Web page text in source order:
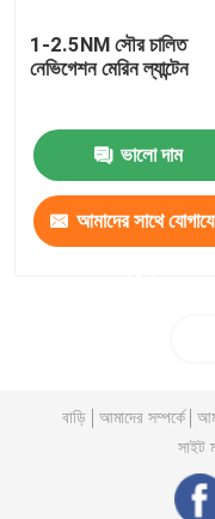
1-2.5NM সৌর চালিত
নেভিগেশন মেরিন ল্যান্টেন
ভালো দাম
আমাদের সাথে
বাড়ি আমাদের সম্পর্কে
সাইট